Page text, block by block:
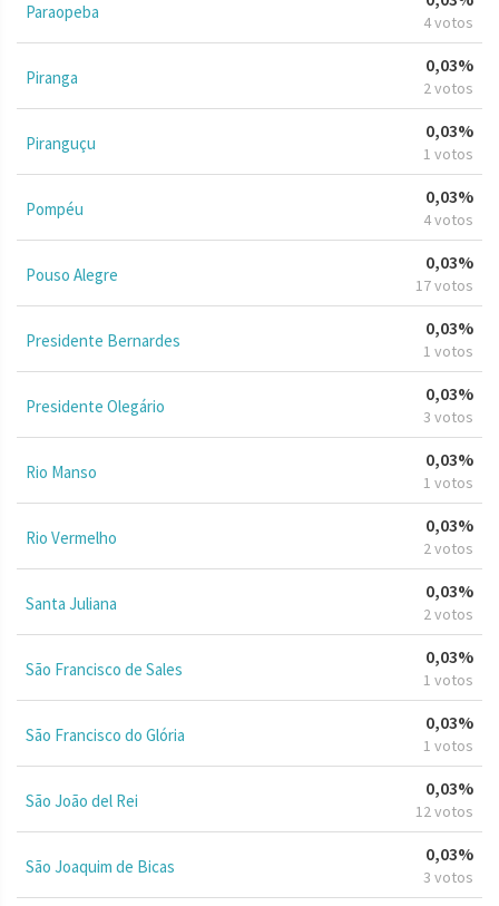
Paraopeba 4 votos
Piranga
0,03%
2 votos
Piranguçu
0,03%
1 votos
Pompéu
0,03%
4 votos
Pouso Alegre
0,03%
17 votos
Presidente Bernardes
0,03%
1 votos
Presidente Olegário
0,03%
3 votos
Rio Manso
0,03%
1 votos
Rio Vermelho
0,03%
2 votos
Santa Juliana
0,03%
2 votos
São Francisco de Sales
0,03%
1 votos
São Francisco do Glória
0,03%
1 votos
São João del Rei
0,03%
12 votos
São Joaquim de Bicas
0,03%
3 votos